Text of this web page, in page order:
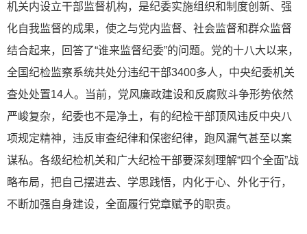
机关内设立干部监督机构，是纪委实施组织和制度创新、强
化自我监督的成果，使之与党内监督、社会监督和群众监督
结合起来，回答了“谁来监督纪委”的问题。党的十八大以来，
全国纪检监察系统共处分违纪干部3400多人，中央纪委机关
查处处置14人。当前，党风廉政建设和反腐败斗争形势依然
严峻复杂，纪委也不是净土，有的纪检干部顶风违反中央八
项规定精神，违反审查纪律和保密纪律，跑风漏气甚至以案
谋私。各级纪检机关和广大纪检干部要深刻理解“四个全面”战
略布局，把自己摆进去、学思践悟，内化于心、外化于行，
不断加强自身建设，全面履行党章赋予的职责。